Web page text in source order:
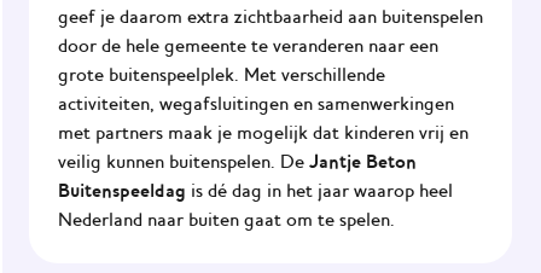
geef je daarom extra zichtbaarheid aan buitenspelen
door de hele gemeente te veranderen naar een
grote buitenspeelplek. Met verschillende
activiteiten, wegafsluitingen en samenwerkingen
met partners maak je mogelijk dat kinderen vrij en
veilig kunnen buitenspelen. De Jantje Beton
Buitenspeeldag is dé dag in het jaar waarop heel
Nederland naar buiten gaat om te spelen.